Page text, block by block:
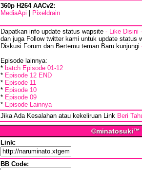
360p H264 AACv2:
MediaApi
Pixeldrain
Dapatkan info update status wapsite - Like Disini -
dan juga Follow twitter kami untuk update status
Diskusi Forum dan Bertemu teman Baru kunjungi
Episode lainnya:
* batch Episode 01-12
* Episode 12 END
* Episode 11
* Episode 10
* Episode 09
* Episode Lainnya
Jika Ada Kesalahan atau kekeliruan Link Beri
©minatosuki™
Link:
BB Code: